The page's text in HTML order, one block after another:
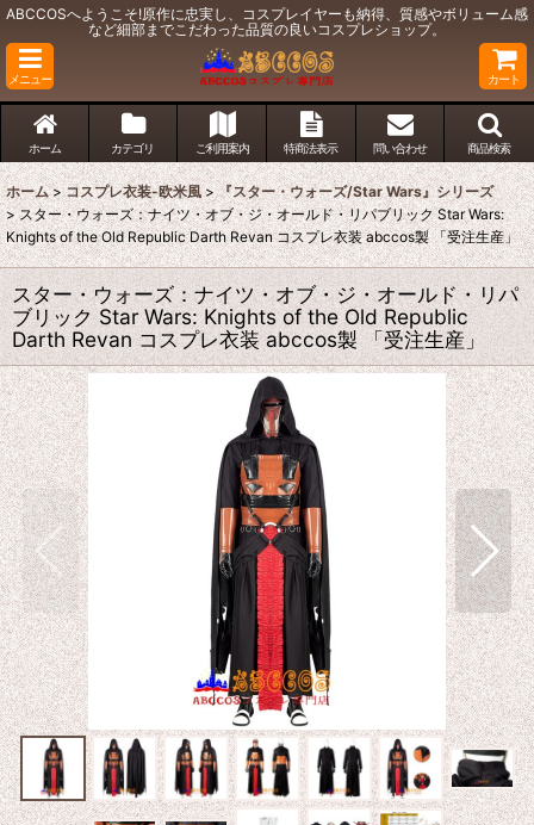
ABCCOSへようこそ!原作に忠実し、コスプレイヤーも納得、質感やボリューム感
など細部までこだわった品質の良いコスプレショップ。
メニュー カート
ホーム カテゴリ ご利用案内 特商法表示 問い合わせ 商品検索
ホーム > コスプレ衣装-欧米風 > 『スター・ウォーズ/Star Wars』シリーズ
> スター・ウォーズ：ナイツ・オブ・ジ・オールド・リパブリック Star Wars:
Knights of the Old Republic Darth Revan コスプレ衣装 abccos製 「受注生産」
スター・ウォーズ：ナイツ・オブ・ジ・オールド・リパ
ブリック Star Wars: Knights of the Old Republic
Darth Revan コスプレ衣装 abccos製 「受注生産」